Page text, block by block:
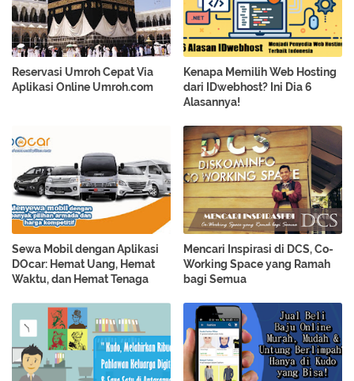
Reservasi Umroh Cepat Via
Aplikasi Online Umroh.com
Kenapa Memilih Web Hosting
dari IDwebhost? Ini Dia 6
Alasannya!
Sewa Mobil dengan Aplikasi
DOcar: Hemat Uang, Hemat
Waktu, dan Hemat Tenaga
Mencari Inspirasi di DCS, Co-
Working Space yang Ramah
bagi Semua